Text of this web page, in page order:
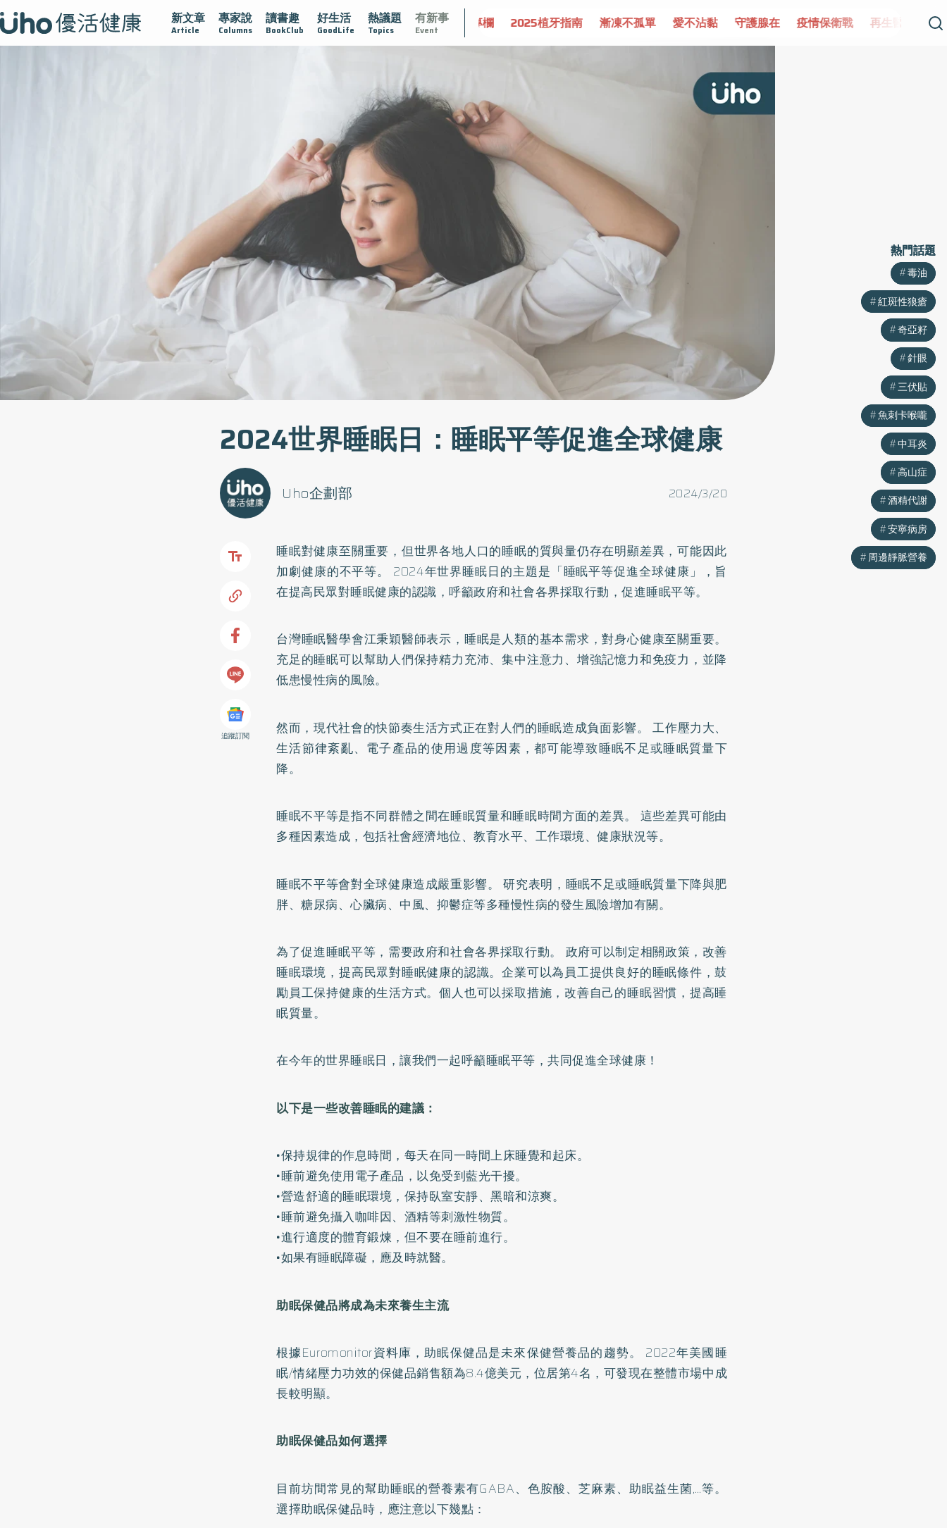
新文章
Article
專家說
Columns
讀書趣
BookClub
好生活
GoodLife
熱議題
Topics
有新事
Event
疫情保衛戰 再生醫學 愛的未來視 認識攝護腺肥大 守護骨骼健康 達文西手術專欄 2025植牙指南 漸凍不孤單 愛不沾黏 守護腺在 疫情保衛戰 再生醫學 愛的
2024世界睡眠日：睡眠平等促進全球健康
2024/3/20
Uho企劃部
追蹤訂閱
睡眠對健康至關重要，但世界各地人口的睡眠的質與量仍存在明顯差異，可能因此
加劇健康的不平等。 2024年世界睡眠日的主題是「睡眠平等促進全球健康」，旨
在提高民眾對睡眠健康的認識，呼籲政府和社會各界採取行動，促進睡眠平等。
台灣睡眠醫學會江秉穎醫師表示，睡眠是人類的基本需求，對身心健康至關重要。
充足的睡眠可以幫助人們保持精力充沛、集中注意力、增強記憶力和免疫力，並降
低患慢性病的風險。
然而，現代社會的快節奏生活方式正在對人們的睡眠造成負面影響。 工作壓力大、
生活節律紊亂、電子產品的使用過度等因素，都可能導致睡眠不足或睡眠質量下
降。
睡眠不平等是指不同群體之間在睡眠質量和睡眠時間方面的差異。 這些差異可能由
多種因素造成，包括社會經濟地位、教育水平、工作環境、健康狀況等。
睡眠不平等會對全球健康造成嚴重影響。 研究表明，睡眠不足或睡眠質量下降與肥
胖、糖尿病、心臟病、中風、抑鬱症等多種慢性病的發生風險增加有關。
為了促進睡眠平等，需要政府和社會各界採取行動。 政府可以制定相關政策，改善
睡眠環境，提高民眾對睡眠健康的認識。企業可以為員工提供良好的睡眠條件，鼓
勵員工保持健康的生活方式。個人也可以採取措施，改善自己的睡眠習慣，提高睡
眠質量。
在今年的世界睡眠日，讓我們一起呼籲睡眠平等，共同促進全球健康！
以下是一些改善睡眠的建議：
•保持規律的作息時間，每天在同一時間上床睡覺和起床。
•睡前避免使用電子產品，以免受到藍光干擾。
•營造舒適的睡眠環境，保持臥室安靜、黑暗和涼爽。
•睡前避免攝入咖啡因、酒精等刺激性物質。
•進行適度的體育鍛煉，但不要在睡前進行。
•如果有睡眠障礙，應及時就醫。
助眠保健品將成為未來養生主流
根據Euromonitor資料庫，助眠保健品是未來保健營養品的趨勢。 2022年美國睡
眠/情緒壓力功效的保健品銷售額為8.4億美元，位居第4名，可發現在整體市場中成
長較明顯。
助眠保健品如何選擇
目前坊間常見的幫助睡眠的營養素有GABA、色胺酸、芝麻素、助眠益生菌,…等。
選擇助眠保健品時，應注意以下幾點：
熱門話題
毒油
紅斑性狼瘡
奇亞籽
針眼
三伏貼
魚刺卡喉嚨
中耳炎
高山症
酒精代謝
安寧病房
周邊靜脈營養
熱門話題
毒油
紅斑性狼瘡
奇亞籽
針眼
三伏貼
魚刺卡喉嚨
中耳炎
高山症
酒精代謝
安寧病房
周邊靜脈營養